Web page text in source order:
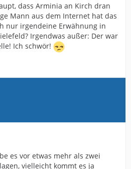
dass Arminia an Kirch dran
Mann aus dem Internet hat das
nur irgendeine Erwähnung in
Irgendwas außer: Der war
Ich schwör!
es vor etwas mehr als zwei
vielleicht kommt es ja